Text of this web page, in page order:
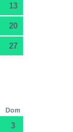
13
20
27
Dom
3